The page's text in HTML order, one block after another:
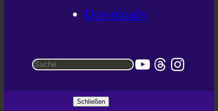
Downloads
Suchen YouTube
Threads
Schließen